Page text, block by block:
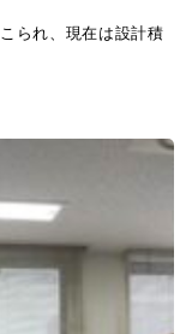
られ、現在は設計積